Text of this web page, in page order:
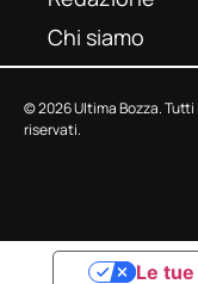
Chi siamo
© 2026 Ultima Bozza.
riservati.
Le